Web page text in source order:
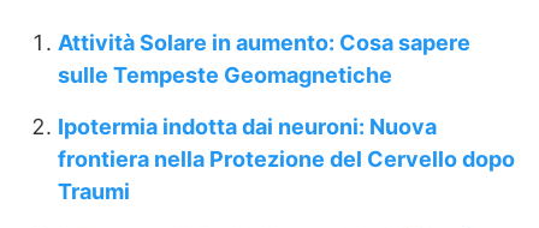
Attività Solare in aumento: Cosa sapere
sulle Tempeste Geomagnetiche
Ipotermia indotta dai neuroni: Nuova
frontiera nella Protezione del Cervello dopo
Traumi